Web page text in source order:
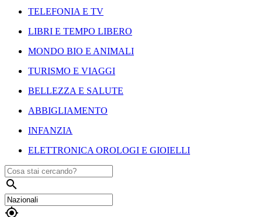
TELEFONIA E TV
LIBRI E TEMPO LIBERO
MONDO BIO E ANIMALI
TURISMO E VIAGGI
BELLEZZA E SALUTE
ABBIGLIAMENTO
INFANZIA
ELETTRONICA OROLOGI E GIOIELLI

